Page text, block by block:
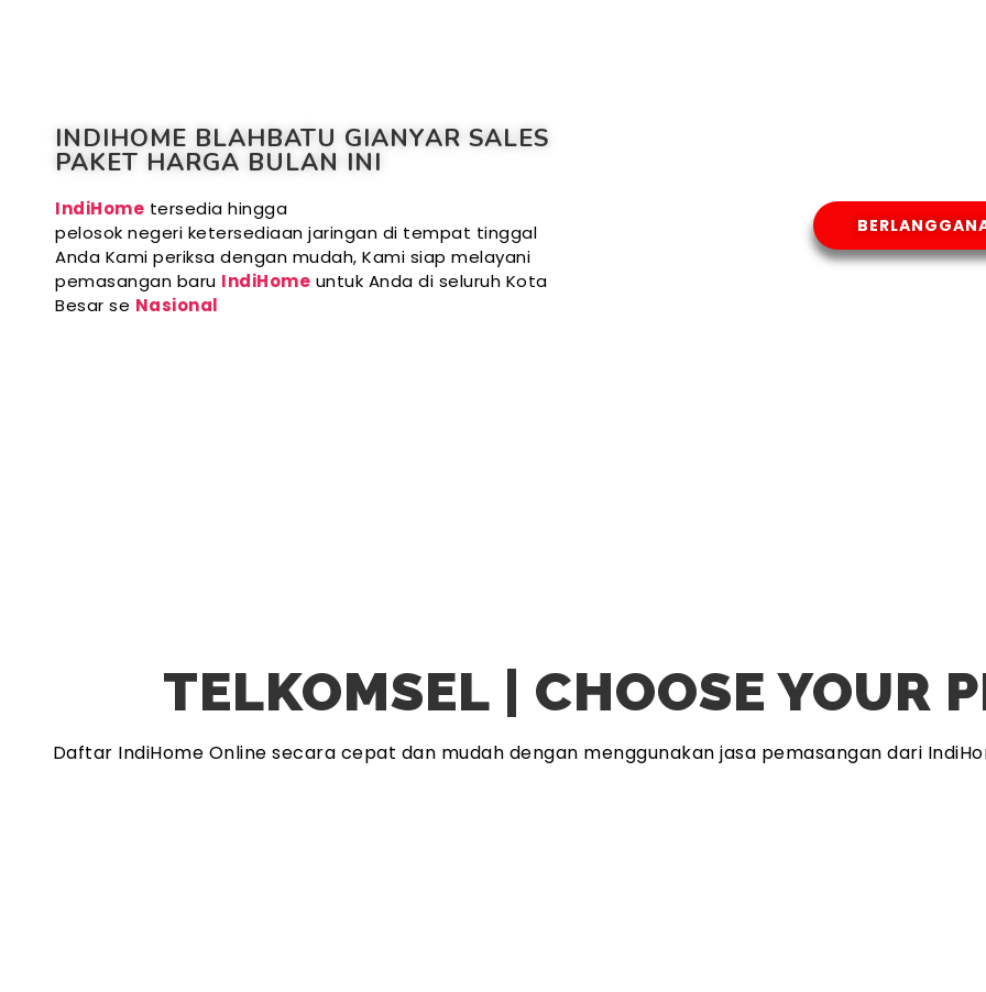
INDIHOME BLAHBATU GIANYAR SALES
PAKET HARGA BULAN INI
IndiHome tersedia hingga
pelosok negeri ketersediaan jaringan di tempat tinggal
Anda Kami periksa dengan mudah, Kami siap melayani
pemasangan baru IndiHome untuk Anda di seluruh Kota
Besar se Nasional
TELKOMSEL | CHOOSE YOUR
Daftar IndiHome Online secara cepat dan mudah dengan menggunakan jasa pemasangan dari